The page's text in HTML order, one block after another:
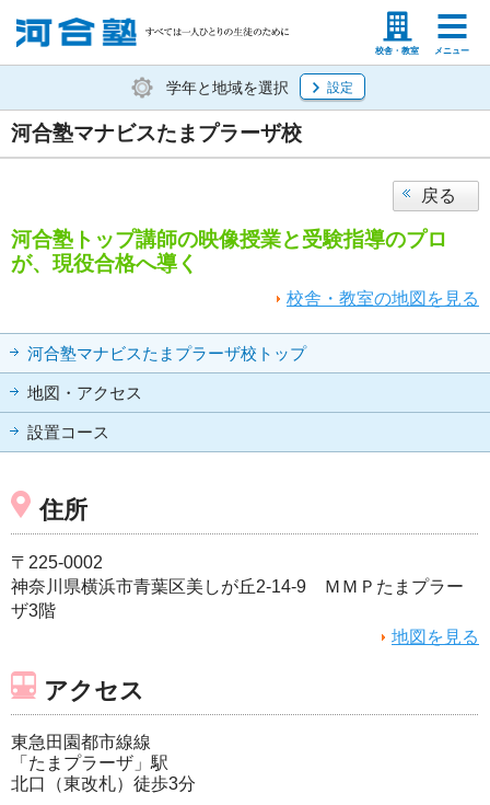
校舎・教室 メニュー
塾生の方 高等学校の先生
学年と地域を選択 設定
河合塾マナビスたまプラーザ校
戻る
河合塾トップ講師の映像授業と受験指導のプロ
が、現役合格へ導く
校舎・教室の地図を見る
河合塾マナビスたまプラーザ校トップ
地図・アクセス
設置コース
住所
〒225-0002
神奈川県横浜市青葉区美しが丘2-14-9 ＭＭＰたまプラー
ザ3階
地図を見る
アクセス
東急田園都市線線
「たまプラーザ」駅
北口（東改札）徒歩3分